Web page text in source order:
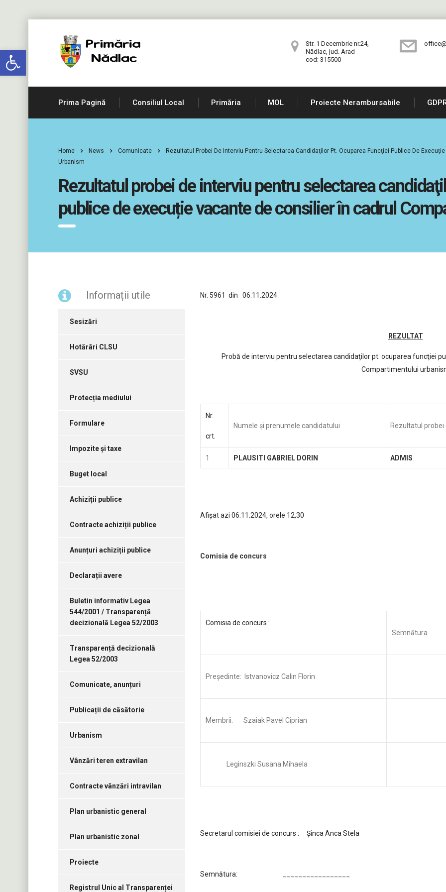
Deschide bara de unelte
Str. 1 Decembrie nr.24,
Nădlac, jud. Arad
cod: 315500
Prima Pagină Consiliul Local Primăria MOL Proiecte Nerambursabile
Home News Comunicate
Rezultatul Probei De Interviu Pentru Selectarea Candidaţilor Pt. Ocuparea Funcţiei Publice De
Urbanism
Rezultatul probei de interviu pentru selectarea
publice de execuție vacante de consilier în cadrul
Nr. 5961 din 06.11.2024
REZULTAT
Probă de interviu pentru selectarea candidaţilor pt. ocuparea funcţiei
Compartimentului
Nr.
crt.
Numele şi prenumele candidatului Rezultatul probei
1 PLAUSITI GABRIEL DORIN ADMIS
Afişat azi 06.11.2024, orele 12,30
Comisia de concurs
Comisia de concurs :
Semnătura
Preşedinte: Istvanovicz Calin Florin
Membrii: Szaiak Pavel Ciprian
Leginszki Susana Mihaela
Secretarul comisiei de concurs : Şinca Anca Stela
Semnătura: _________________
Informații utile
Sesizări
Hotărâri CLSU
SVSU
Protecția mediului
Formulare
Impozite și taxe
Buget local
Achiziții publice
Contracte achiziții publice
Anunțuri achiziții publice
Declarații avere
Buletin informativ Legea
544/2001 / Transparență
decizională Legea 52/2003
Transparență decizională
Legea 52/2003
Comunicate, anunțuri
Publicații de căsătorie
Urbanism
Vânzări teren extravilan
Contracte vânzări intravilan
Plan urbanistic general
Plan urbanistic zonal
Proiecte
Registrul Unic al Transparenței